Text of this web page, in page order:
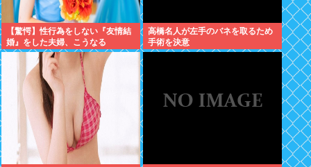
【驚愕】性行為をしない『友情結
婚』をした夫婦、こうなる
⇒･･･！！！
高橋名人が左手のバネを取るため
手術を決意